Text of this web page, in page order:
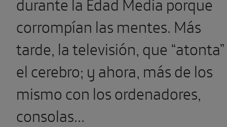
corrompían las mentes. Más
tarde, la televisión, que “atonta”
el cerebro; y ahora, más de los
mismo con los ordenadores,
consolas…